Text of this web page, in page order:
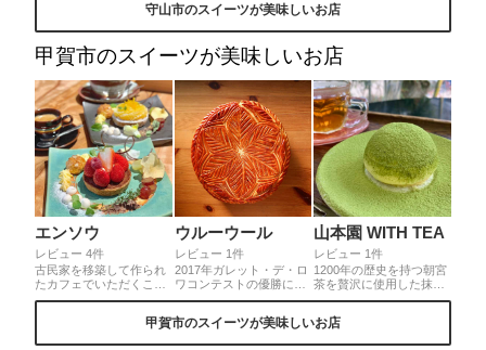
ームとの相性抜群♫いち
な桃がぐるりと敷き詰め
で色々な食感が楽しめま
す♪
は洋梨パフェ。完熟して
ュー豊富です
守山市のスイーツが美味しいお店
甲賀市のスイーツが美味しいお店
エンソウ
レビュー 4件
古民家を移築して作られ
たカフェでいただくこだ
わりのタルトは、まるで
画のように美しくフォト
ウルーウール
レビュー 1件
2017年ガレット・デ・ロ
ワコンテストの優勝に輝
いたのは、滋賀の里山に
おいしいだけでなく美し
山本園 WITH TEA
レビュー 1件
1200年の歴史を持つ朝宮
茶を贅沢に使用した抹茶
ティラミス。口当たりは
っぱいお茶の香りが広が
甲賀市のスイーツが美味しいお店